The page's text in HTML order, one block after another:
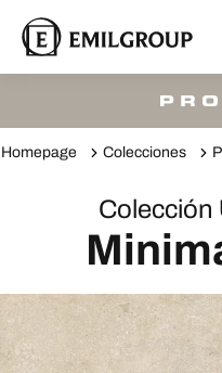
Homepage Colecciones
Colección